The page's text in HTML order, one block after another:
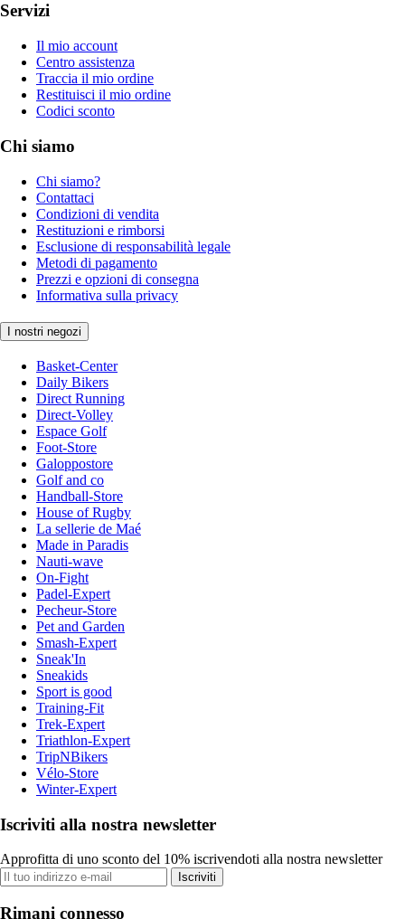
Servizi
Il mio account
Centro assistenza
Traccia il mio ordine
Restituisci il mio ordine
Codici sconto
Chi siamo
Chi siamo?
Contattaci
Condizioni di vendita
Restituzioni e rimborsi
Esclusione di responsabilità legale
Metodi di pagamento
Prezzi e opzioni di consegna
Informativa sulla privacy
I nostri negozi
Basket-Center
Daily Bikers
Direct Running
Direct-Volley
Espace Golf
Foot-Store
Galoppostore
Golf and co
Handball-Store
House of Rugby
La sellerie de Maé
Made in Paradis
Nauti-wave
On-Fight
Padel-Expert
Pecheur-Store
Pet and Garden
Smash-Expert
Sneak'In
Sneakids
Sport is good
Training-Fit
Trek-Expert
Triathlon-Expert
TripNBikers
Vélo-Store
Winter-Expert
Iscriviti alla nostra newsletter
Approfitta di uno sconto del 10% iscrivendoti alla nostra newsletter
Iscriviti
Rimani connesso